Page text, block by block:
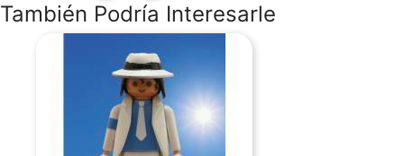
También Podría Interesarle